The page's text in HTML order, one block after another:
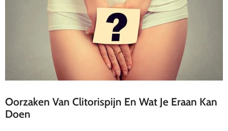
Oorzaken Van Clitorispijn En Wat Je Eraan Kan
Doen